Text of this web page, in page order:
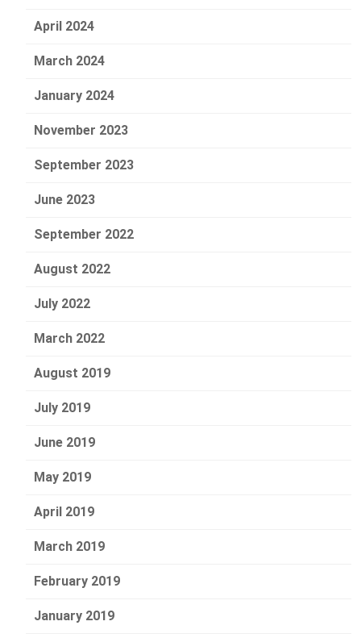
April 2024
March 2024
January 2024
November 2023
September 2023
June 2023
September 2022
August 2022
July 2022
March 2022
August 2019
July 2019
June 2019
May 2019
April 2019
March 2019
February 2019
January 2019